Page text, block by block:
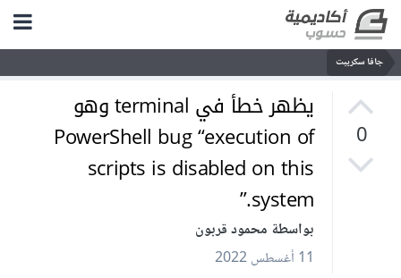
جافا سكريبت
0
يظهر خطأ في terminal وهو
PowerShell bug “execution of
scripts is disabled on this
system.”
بواسطة محمود قربون
11 أغسطس 2022